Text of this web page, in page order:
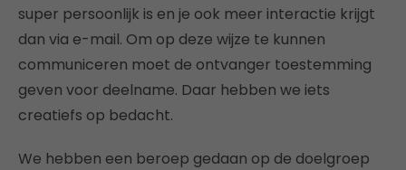
super persoonlijk is en je ook meer interactie krijgt
dan via e-mail. Om op deze wijze te kunnen
communiceren moet de ontvanger toestemming
geven voor deelname. Daar hebben we iets
creatiefs op bedacht.
We hebben een beroep gedaan op de doelgroep